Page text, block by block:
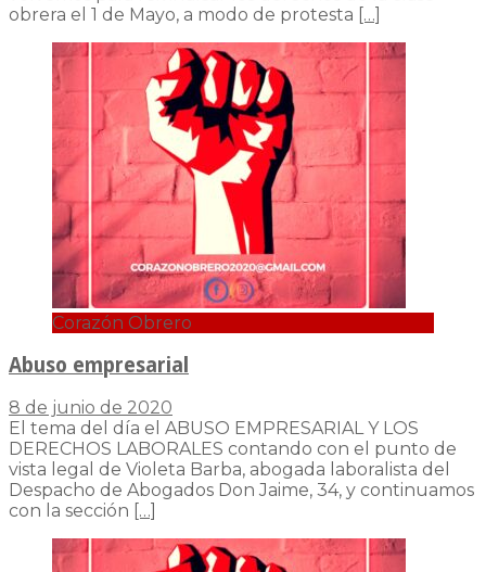
obrera el 1 de Mayo, a modo de protesta […]
Corazón Obrero
Abuso empresarial
8 de junio de 2020
El tema del día el ABUSO EMPRESARIAL Y LOS
DERECHOS LABORALES contando con el punto de
vista legal de Violeta Barba, abogada laboralista del
Despacho de Abogados Don Jaime, 34, y continuamos
con la sección […]